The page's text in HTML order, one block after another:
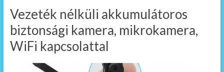
Vezeték nélküli akkumulátoros
biztonsági kamera, mikrokamera,
WiFi kapcsolattal